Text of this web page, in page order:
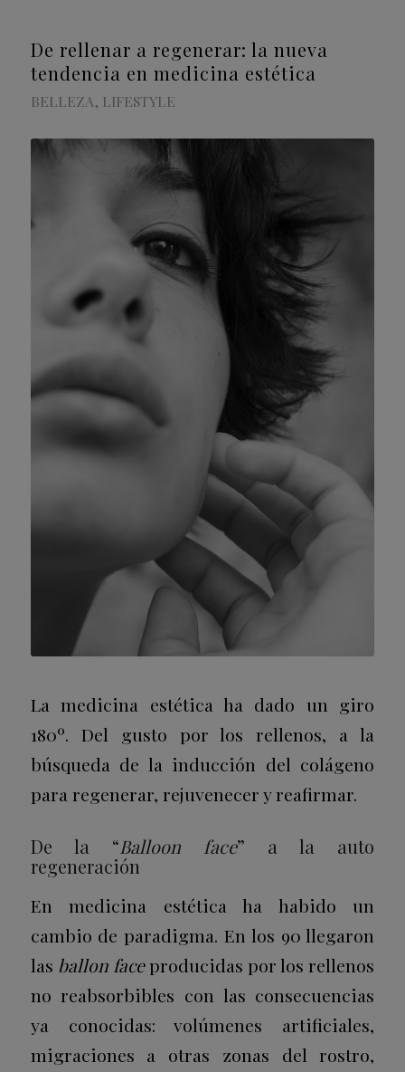
De rellenar a regenerar: la nueva
tendencia en medicina estética
BELLEZA, LIFESTYLE
La medicina estética ha dado un giro
180º. Del gusto por los rellenos, a la
búsqueda de la inducción del colágeno
para regenerar, rejuvenecer y reafirmar.
De la “Balloon face” a la auto
regeneración
En medicina estética ha habido un
cambio de paradigma. En los 90 llegaron
las ballon faceproducidas por los rellenos
no reabsorbibles con las consecuencias
ya conocidas: volúmenes artificiales,
migraciones a otras zonas del rostro,